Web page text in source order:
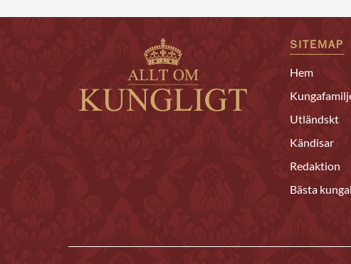
SITEMAP
Hem
Utländskt
Kändisar
Redaktion
Bästa